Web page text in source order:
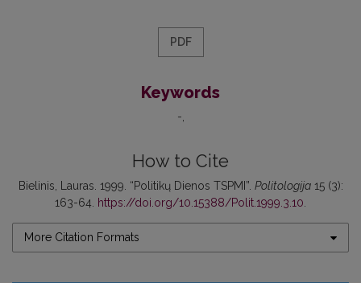
PDF
Keywords
-
How to Cite
Bielinis, Lauras. 1999. “Politikų Dienos TSPMI”. Politologija15 (3):
163-64. https://doi.org/10.15388/Polit.1999.3.10.
More Citation Formats